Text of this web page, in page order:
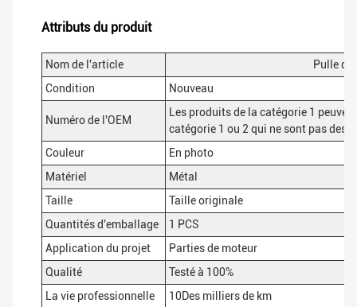
Attributs du produit
Nom de l'article
Pulle
Condition
Nouveau
Numéro de l'OEM
Les produits de la catégorie 1
catégorie 1 ou 2 qui ne sont pas des
Couleur
En photo
Matériel
Métal
Taille
Taille originale
Quantités d'emballage
1 PCS
Application du projet
Parties de moteur
Qualité
Testé à 100%
La vie professionnelle
10Des milliers de km